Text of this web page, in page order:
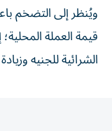
ويُنظر إلى التضخم
قيمة العملة
الشرائية للجنيه